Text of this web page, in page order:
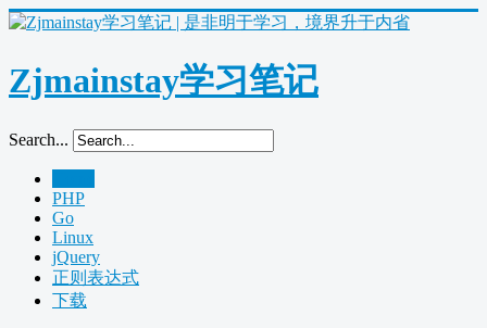
Zjmainstay学习笔记
Search...
PHP
Go
Linux
jQuery
正则表达式
下载